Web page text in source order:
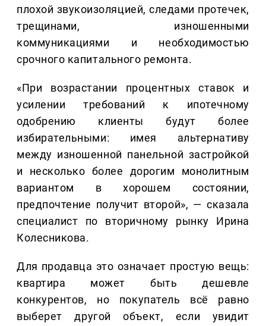
плохой звукоизоляцией, следами протечек,
трещинами, изношенными
коммуникациями и необходимостью
срочного капитального ремонта.
«При возрастании процентных ставок и
усилении требований к ипотечному
одобрению клиенты будут более
избирательными: имея альтернативу
между изношенной панельной застройкой
и несколько более дорогим монолитным
вариантом в хорошем состоянии,
предпочтение получит второй», — сказала
специалист по вторичному рынку Ирина
Колесникова.
Для продавца это означает простую вещь:
квартира может быть дешевле
конкурентов, но покупатель всё равно
выберет другой объект, если увидит